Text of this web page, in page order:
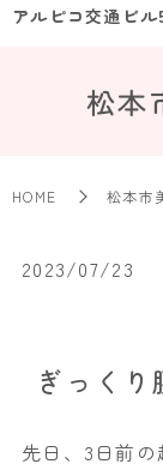
アルピコ交通ビル
松本
HOME 松本市
2023/07/23
ぎっく
先日、3日前